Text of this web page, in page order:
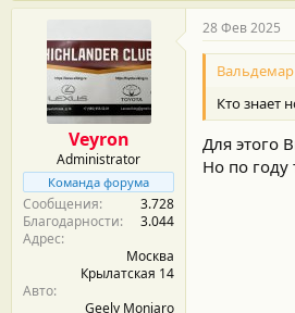
Veyron
Administrator
Команда форума
Сообщения
3.728
Благодарности
3.044
Адрес
Москва
Крылатская 14
Авто
Geely Monjaro
28 Фев 2025
Вальдемар
Кто знает
Для этого
Но по году